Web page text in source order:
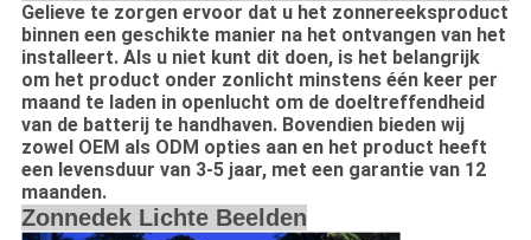
Gelieve te zorgen ervoor dat u het zonnereeksproduct
binnen een geschikte manier na het ontvangen van het
installeert. Als u niet kunt dit doen, is het belangrijk
om het product onder zonlicht minstens één keer per
maand te laden in openlucht om de doeltreffendheid
van de batterij te handhaven. Bovendien bieden wij
zowel OEM als ODM opties aan en het product heeft
een levensduur van 3-5 jaar, met een garantie van 12
maanden.
Zonnedek Lichte Beelden